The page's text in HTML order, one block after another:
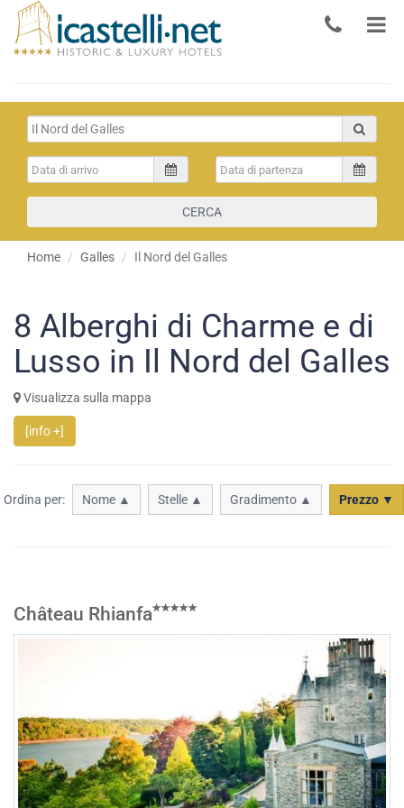
CERCA
Home Galles Il Nord del Galles
8 Alberghi di Charme e di
Lusso in Il Nord del Galles
Visualizza sulla mappa
[info +]
Ordina per: Nome ▲ Stelle ▲ Gradimento ▲ Prezzo ▼
Château Rhianfa